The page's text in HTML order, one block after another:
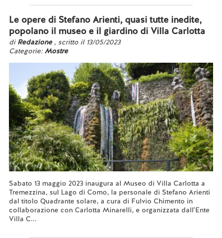
Le opere di Stefano Arienti, quasi tutte inedite,
popolano il museo e il giardino di Villa Carlotta
di Redazione , scritto il 13/05/2023
Categorie:Mostre
Sabato 13 maggio 2023 inaugura al Museo di Villa Carlotta a
Tremezzina, sul Lago di Como, la personale di Stefano Arienti
dal titolo Quadrante solare, a cura di Fulvio Chimento in
collaborazione con Carlotta Minarelli, e organizzata dall'Ente
Villa C...